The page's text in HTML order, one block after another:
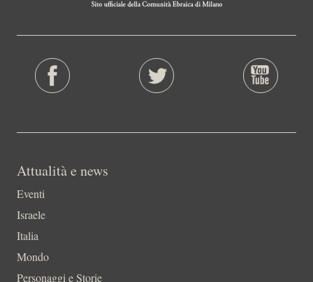
Attualità e news
Eventi
Israele
Italia
Mondo
Personaggi e Storie